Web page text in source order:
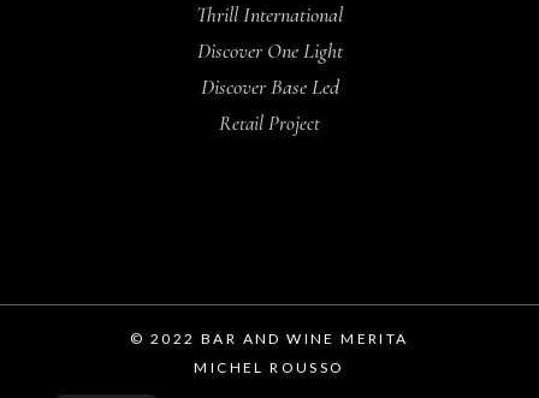
Thrill International
Discover One Light
Discover Base Led
Retail Project
© 2022 BAR AND WINE MERITA
MICHEL ROUSSO